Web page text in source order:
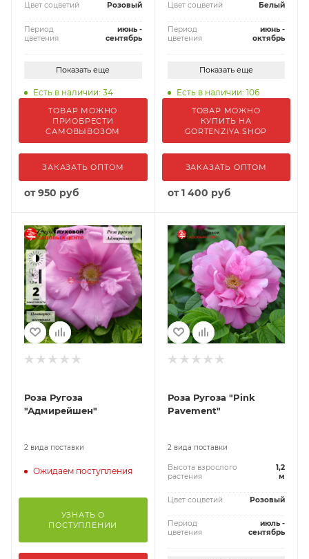
Цвет соцветий Розовый
Период
цветения
июнь -
сентябрь
Показать еще
Есть в наличии: 34
ТОВАР МОЖНО
ПРИОБРЕСТИ
САМОВЫВОЗОМ
ЗАКАЗАТЬ ОПТОМ
от950 руб
Цвет соцветий Белый
Период
цветения
июнь -
октябрь
Показать еще
Есть в наличии: 106
ТОВАР МОЖНО
КУПИТЬ НА
GORTENZIYA.SHOP
ЗАКАЗАТЬ ОПТОМ
от1 400 руб
Роза Ругоза
"Адмирейшен"
2 вида поставки
Ожидаем поступления
УЗНАТЬ О
ПОСТУПЛЕНИИ
Роза Ругоза "Pink
Pavement"
2 вида поставки
Высота взрослого
растения
1,2
м
Цвет соцветий Розовый
Период
цветения
июль -
сентябрь